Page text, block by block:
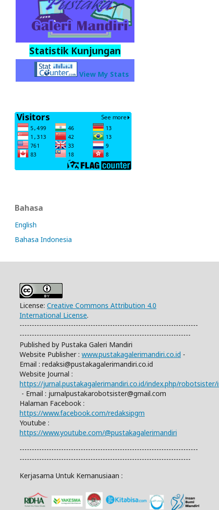
Statistik Kunjungan
View My Stats
Bahasa
English
Bahasa Indonesia
License: Creative Commons Attribution 4.0
International License.
-------------------------------------------------------------------------
----------------------------------------------------------------------
Published by Pustaka Galeri Mandiri
Website Publisher : www.pustakagalerimandiri.co.id -
Email : redaksi@pustakagalerimandiri.co.id
Website Journal :
https://jurnal.pustakagalerimandiri.co.id/index.php/robotsister/
- Email : jurnalpustakarobotsister@gmail.com
Halaman Facebook :
https://www.facebook.com/redaksipgm
Youtube :
https://www.youtube.com/@pustakagalerimandiri
-------------------------------------------------------------------------
----------------------------------------------------------------------
Kerjasama Untuk Kemanusiaan :